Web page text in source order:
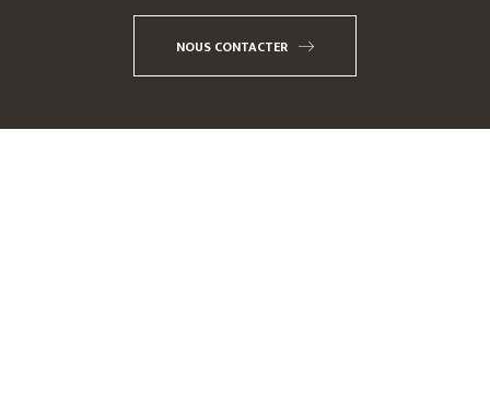
NOUS CONTACTER